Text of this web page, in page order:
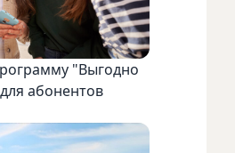
"Выгодно
абонентов